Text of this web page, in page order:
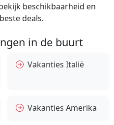
beschikbaarheid en
deals.
in de buurt
Vakanties Italië
Vakanties Amerika